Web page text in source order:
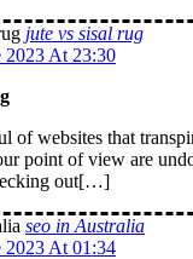
jute vs sisal rug
2023 At 23:30
websites that
point of view are
out[…]
seo in Australia
2023 At 01:34